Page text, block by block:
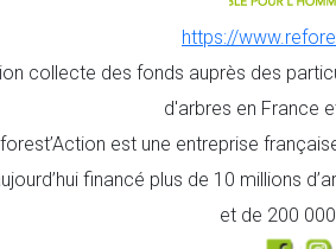
https://
collecte des fonds auprès des
d'arbres en France
est une entreprise
financé plus de 10 millions
et de 200